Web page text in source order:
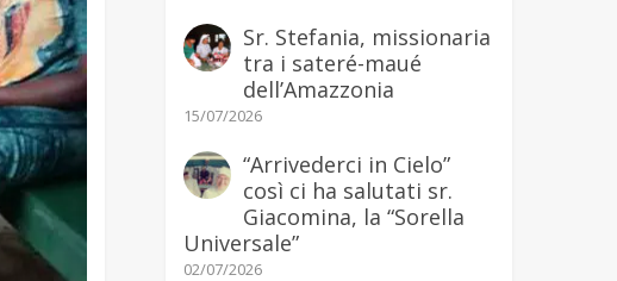
Sr. Stefania, missionaria
tra i sateré-maué
dell’Amazzonia
15/07/2026
“Arrivederci in Cielo”
così ci ha salutati sr.
Giacomina, la “Sorella
Universale”
02/07/2026